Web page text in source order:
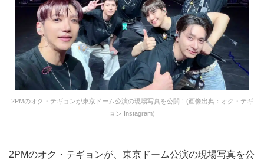
2PMのオク・テギョンが東京ドーム公演の現場写真を公開！(画像出典：オク・テギ
ョン Instagram)
2PMのオク・テギョンが、東京ドーム公演の現場写真を公